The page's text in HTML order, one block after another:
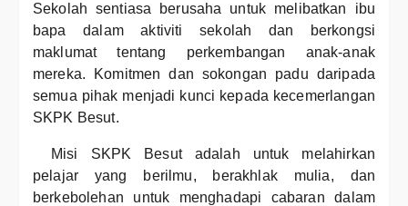
Sekolah sentiasa berusaha untuk melibatkan ibu
bapa dalam aktiviti sekolah dan berkongsi
maklumat tentang perkembangan anak-anak
mereka. Komitmen dan sokongan padu daripada
semua pihak menjadi kunci kepada kecemerlangan
SKPK Besut.
Misi SKPK Besut adalah untuk melahirkan
pelajar yang berilmu, berakhlak mulia, dan
berkebolehan untuk menghadapi cabaran dalam